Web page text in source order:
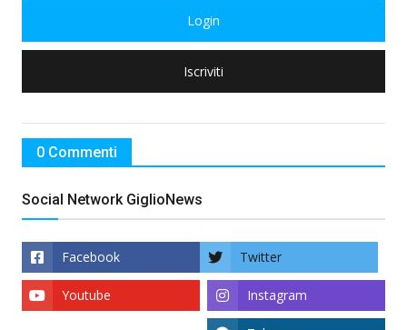
Login
Iscriviti
0 Commenti
Social Network GiglioNews
Facebook Twitter
Instagram
Youtube